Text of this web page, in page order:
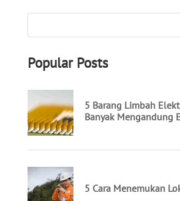
Popular Posts